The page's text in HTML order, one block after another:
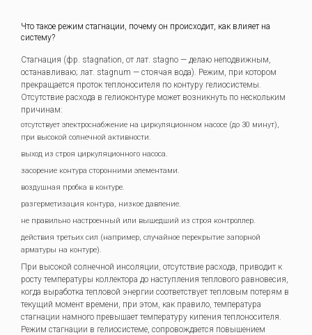
Что такое режим стагнации, почему он происходит, как влияет на
систему?
Стагнация (фр. stagnation, от лат. stagno — делаю неподвижным,
останавливаю; лат. stagnum — стоячая вода). Режим, при котором
прекращается проток теплоносителя по контуру гелиосистемы.
Отсутствие расхода в гелиоконтуре может возникнуть по нескольким
причинам:
отсутствует электроснабжение на циркуляционном насосе (до 30 минут),
при высокой солнечной активности.
выход из строя циркуляционного насоса.
засорение контура сторонними элементами.
воздушная пробка в контуре.
разгерметизация контура, низкое давление.
не правильно настроенный или вышедший из строя контроллер.
действия третьих сил (например, случайное перекрытие запорной
арматуры на контуре).
При высокой солнечной инсоляции, отсутствие расхода, приводит к
росту температуры коллектора до наступления теплового равновесия,
когда выработка тепловой энергии соответствует тепловым потерям в
текущий момент времени, при этом, как правило, температура
стагнации намного превышает температуру кипения теплоносителя.
Режим стагнации в гелиосистеме, сопровождается повышением